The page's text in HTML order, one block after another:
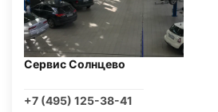
Сервис Солнцево
+7 (495) 125-38-41